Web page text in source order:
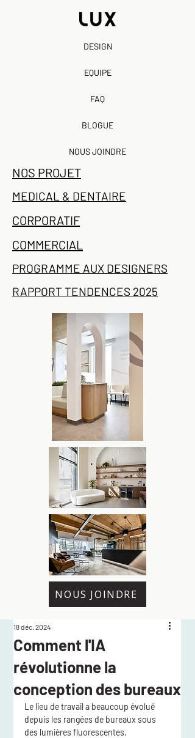
DESIGN
EQUIPE
FAQ
BLOGUE
NOUS JOINDRE
NOS PROJET
MEDICAL & DENTAIRE
CORPORATIF
COMMERCIAL
PROGRAMME AUX DESIGNERS
RAPPORT TENDENCES 2025
NOUS JOINDRE
Comment l'IA
révolutionne la
conception des bureaux
18 déc. 2024
Le lieu de travail a beaucoup évolué
depuis les rangées de bureaux sous
des lumières fluorescentes.